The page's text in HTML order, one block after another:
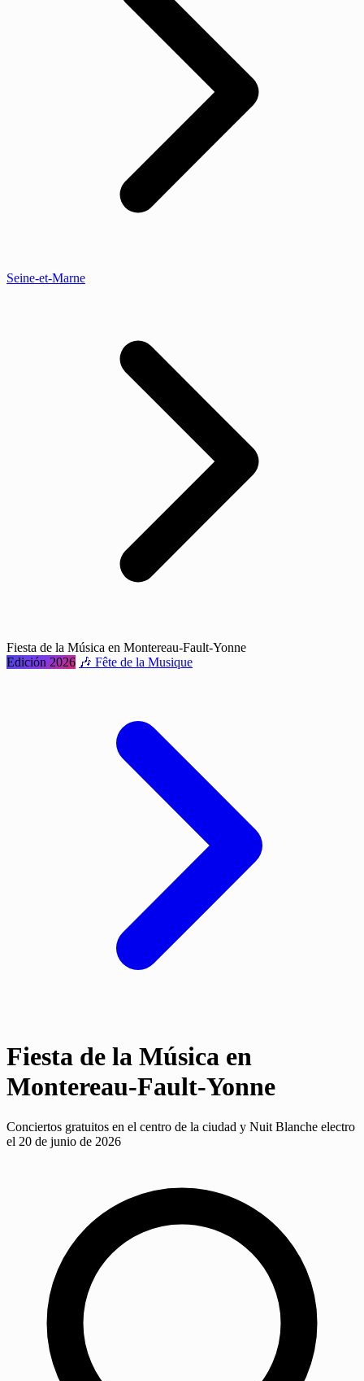
Seine-et-Marne
Fiesta de la Música en Montereau-Fault-Yonne
Edición 2026 🎶 Fête de la Musique
Fiesta de la Música en
Montereau-Fault-Yonne
Conciertos gratuitos en el centro de la ciudad y Nuit Blanche electro
el 20 de junio de 2026